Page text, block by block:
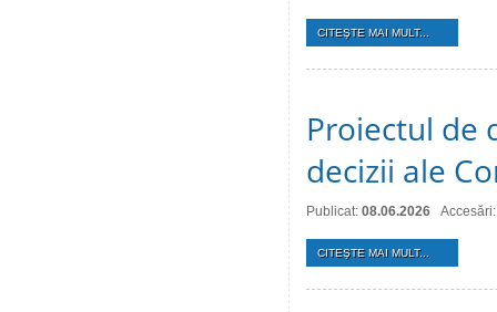
CITEŞTE MAI MULT...
Proiectul de
decizii ale
Publicat: 08.06.2026
CITEŞTE MAI MULT...